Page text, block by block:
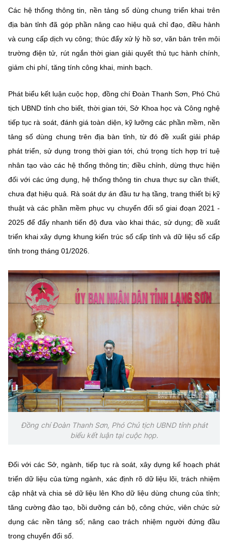
Các hệ thống thông tin, nền tảng số dùng chung triển khai trên
địa bàn tỉnh đã góp phần nâng cao hiệu quả chỉ đạo, điều hành
và cung cấp dịch vụ công; thúc đẩy xử lý hồ sơ, văn bản trên môi
trường điện tử, rút ngắn thời gian giải quyết thủ tục hành chính,
giảm chi phí, tăng tính công khai, minh bạch.
Phát biểu kết luận cuộc họp, đồng chí Đoàn Thanh Sơn, Phó Chủ
tịch UBND tỉnh cho biết, thời gian tới, Sở Khoa học và Công nghệ
tiếp tục rà soát, đánh giá toàn diện, kỹ lưỡng các phần mềm, nền
tảng số dùng chung trên địa bàn tỉnh, từ đó đề xuất giải pháp
phát triển, sử dụng trong thời gian tới, chú trọng tích hợp trí tuệ
nhân tạo vào các hệ thống thông tin; điều chỉnh, dừng thực hiện
đối với các ứng dụng, hệ thống thông tin chưa thực sự cần thiết,
chưa đạt hiệu quả. Rà soát dự án đầu tư hạ tầng, trang thiết bị kỹ
thuật và các phần mềm phục vụ chuyển đổi số giai đoạn 2021 -
2025 để đẩy nhanh tiến độ đưa vào khai thác, sử dụng; đề xuất
triển khai xây dựng khung kiến trúc số cấp tỉnh và dữ liệu số cấp
tỉnh trong tháng 01/2026.
Đồng chí Đoàn Thanh Sơn, Phó Chủ tịch UBND tỉnh phát
biểu kết luận tại cuộc họp.
Đối với các Sở, ngành, tiếp tục rà soát, xây dựng kế hoạch phát
triển dữ liệu của từng ngành, xác định rõ dữ liệu lõi, trách nhiệm
cập nhật và chia sẻ dữ liệu lên Kho dữ liệu dùng chung của tỉnh;
tăng cường đào tạo, bồi dưỡng cán bộ, công chức, viên chức sử
dụng các nền tảng số; nâng cao trách nhiệm người đứng đầu
trong chuyển đổi số.